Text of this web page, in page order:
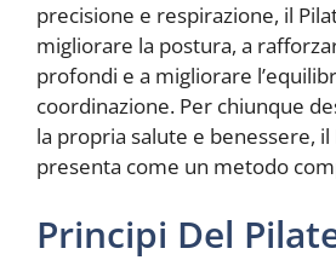
precisione e respirazione, il
migliorare la postura, a
profondi e a migliorare
coordinazione. Per chiunque
la propria salute e benessere, il
presenta come un metodo
Principi Del